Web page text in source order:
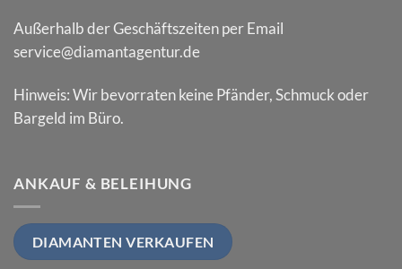
Außerhalb der Geschäftszeiten per Email
service@diamantagentur.de
Hinweis: Wir bevorraten keine Pfänder, Schmuck oder
Bargeld im Büro.
ANKAUF & BELEIHUNG
DIAMANTEN VERKAUFEN